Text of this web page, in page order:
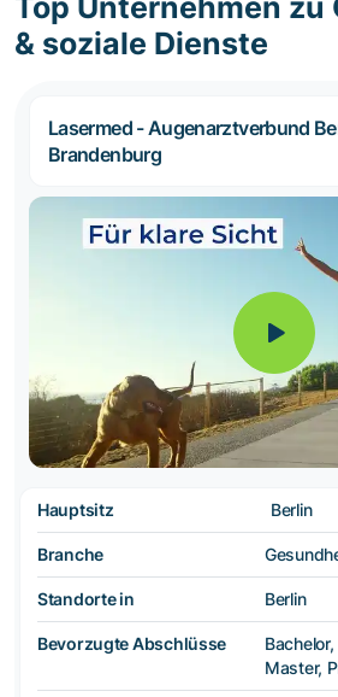
Top Unternehmen zu
& soziale Dienste
Lasermed - Augenarztverbund
Brandenburg
Hauptsitz Berlin
Branche
Standorte in Berlin
Bevorzugte Abschlüsse
Master,